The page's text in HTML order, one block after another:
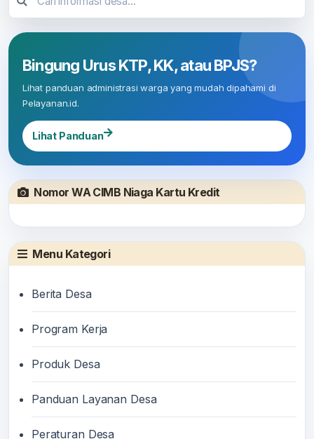
Bingung Urus KTP, KK, atau BPJS?
Lihat panduan administrasi warga yang mudah dipahami di
Pelayanan.id.
Lihat Panduan
Nomor WA CIMB Niaga Kartu Kredit
Menu Kategori
Berita Desa
Program Kerja
Produk Desa
Panduan Layanan Desa
Peraturan Desa